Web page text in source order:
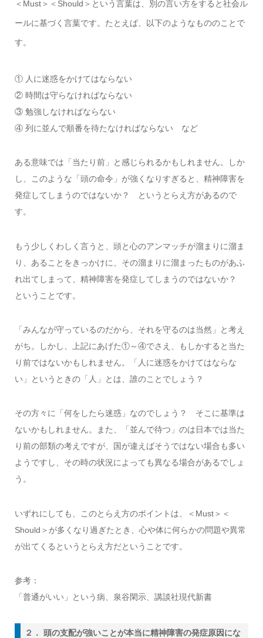
＜Must＞＜Should＞という言葉は、別の言い方をすると社会ル
ールに基づく言葉です。たとえば、以下のようなもののことで
す。
① 人に迷惑をかけてはならない
② 時間は守らなければならない
③ 勉強しなければならない
④ 列に並んで順番を待たなければならない など
ある意味では「当たり前」と感じられるかもしれません。しか
し、このような「頭の命令」が強くなりすぎると、精神障害を
発症してしまうのではないか？ というとらえ方があるので
す。
もう少しくわしく言うと、頭と心のアンマッチが溜まりに溜ま
り、あることをきっかけに、その溜まりに溜まったものがあふ
れ出てしまって、精神障害を発症してしまうのではないか？
ということです。
「みんなが守っているのだから、それを守るのは当然」と考え
がち。しかし、上記にあげた①～④でさえ、もしかすると当た
り前ではないかもしれません。「人に迷惑をかけてはならな
い」というときの「人」とは、誰のことでしょう？
その方々に「何をしたら迷惑」なのでしょう？ そこに基準は
ないかもしれません。また、「並んで待つ」のは日本では当た
り前の部類の考えですが、国が違えばそうではない場合も多い
ようですし、その時の状況によっても異なる場合があるでしょ
う。
いずれにしても、このとらえ方のポイントは、＜Must＞＜
Should＞が多くなり過ぎたとき、心や体に何らかの問題や異常
が出てくるというとらえ方だということです。
参考：
「普通がいい」という病、泉谷閑示、講談社現代新書
２． 頭の支配が強いことが本当に精神障害の発症原因にな